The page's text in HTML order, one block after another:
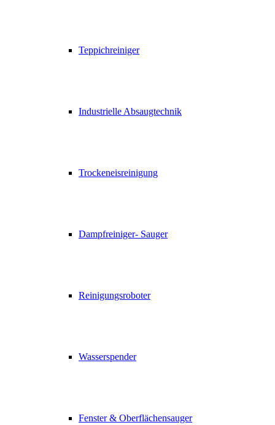
Teppichreiniger
Industrielle Absaugtechnik
Trockeneisreinigung
Dampfreiniger- Sauger
Reinigungsroboter
Wasserspender
Fenster & Oberflächensauger